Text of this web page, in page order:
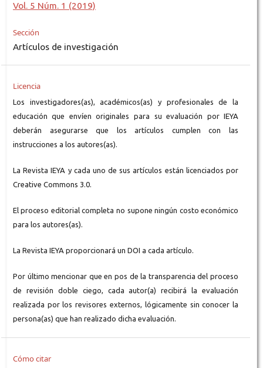
Vol. 5 Núm. 1 (2019)
Sección
Artículos de investigación
Licencia
Los investigadores(as), académicos(as) y profesionales de la
educación que envíen originales para su evaluación por IEYA
deberán asegurarse que los artículos cumplen con las
instrucciones a los autores(as).
La Revista IEYA y cada uno de sus artículos están licenciados por
Creative Commons 3.0.
El proceso editorial completa no supone ningún costo económico
para los autores(as).
La Revista IEYA proporcionará un DOI a cada artículo.
Por último mencionar que en pos de la transparencia del proceso
de revisión doble ciego, cada autor(a) recibirá la evaluación
realizada por los revisores externos, lógicamente sin conocer la
persona(as) que han realizado dicha evaluación.
Cómo citar